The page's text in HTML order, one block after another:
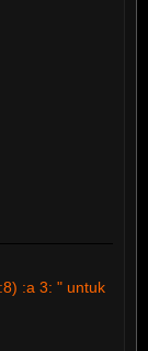
:a 3: " untuk